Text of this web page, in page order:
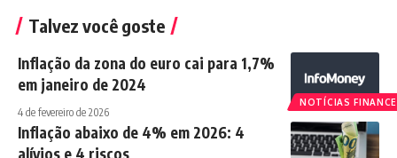
Talvez você goste
NOTÍCIAS
Inflação da zona do euro cai para 1,7%
em janeiro de 2024
4 de fevereiro de 2026
Inflação abaixo de 4% em 2026: 4
alívios e 4 riscos